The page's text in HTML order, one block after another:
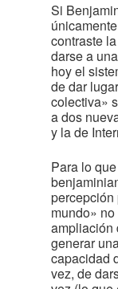
Si
contraste
darse a
hoy el
de dar
colectiva»
a dos
y la de
Para lo
percepción
mundo»
ampliación
generar
capacidad
vez, de